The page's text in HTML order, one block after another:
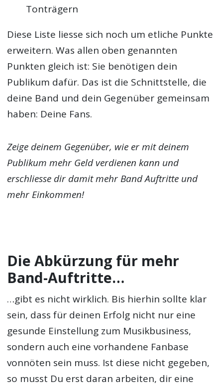
Tonträgern
Diese Liste liesse sich noch um etliche Punkte
erweitern. Was allen oben genannten
Punkten gleich ist: Sie benötigen dein
Publikum dafür. Das ist die Schnittstelle, die
deine Band und dein Gegenüber gemeinsam
haben: Deine Fans.
Zeige deinem Gegenüber, wie er mit deinem
Publikum mehr Geld verdienen kann und
erschliesse dir damit mehr Band Auftritte und
mehr Einkommen!
Die Abkürzung für mehr
Band-Auftritte…
…gibt es nicht wirklich. Bis hierhin sollte klar
sein, dass für deinen Erfolg nicht nur eine
gesunde Einstellung zum Musikbusiness,
sondern auch eine vorhandene Fanbase
vonnöten sein muss. Ist diese nicht gegeben,
so musst Du erst daran arbeiten, dir eine